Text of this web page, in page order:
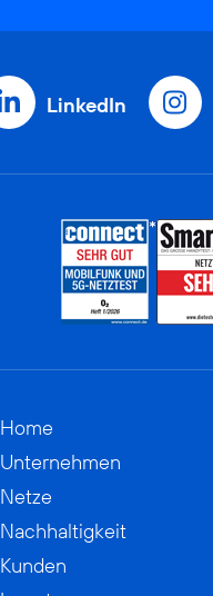
LinkedIn
Home
Unternehmen
Netze
Nachhaltigkeit
Kunden